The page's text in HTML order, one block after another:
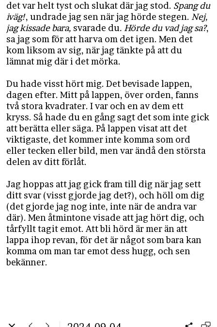
det var helt tyst och slukat där jag stod. Spang du
iväg!, undrade jag sen när jag hörde stegen. Nej,
jag kissade bara, svarade du. Hörde du vad jag sa?,
sa jag som för att harva om det igen. Men det
kom liksom av sig, när jag tänkte på att du
lämnat mig där i det mörka.
Du hade visst hört mig. Det bevisade lappen,
dagen efter. Mitt på lappen, över orden, fanns
två stora kvadrater. I var och en av dem ett
kryss. Så hade du en gång sagt det som inte gick
att berätta eller säga. På lappen visat att det
viktigaste, det kommer inte komma som ord
eller tecken eller bild, men var ändå den största
delen av ditt förlåt.
Jag hoppas att jag gick fram till dig när jag sett
ditt svar (visst gjorde jag det?), och höll om dig
(det gjorde jag nog inte, inte när de andra var
där). Men åtmintone visade att jag hört dig, och
tårfyllt tagit emot. Att bli hörd är mer än att
lappa ihop revan, för det är något som bara kan
komma om man tar emot dess hugg, och sen
bekänner.